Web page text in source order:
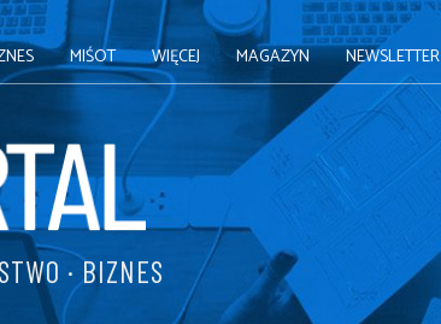
MIŚOT WIĘCEJ MAGAZYN NEWSLETTER
· BIZNES